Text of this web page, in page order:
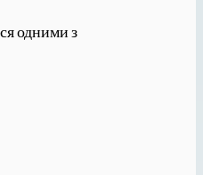
одними з